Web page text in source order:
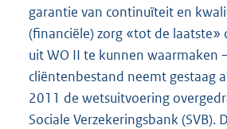
garantie van continuïteit en
(financiële) zorg «tot de
uit WO II te kunnen waarmaken
cliëntenbestand neemt gestaag
2011 de wetsuitvoering
Sociale Verzekeringsbank (SVB).